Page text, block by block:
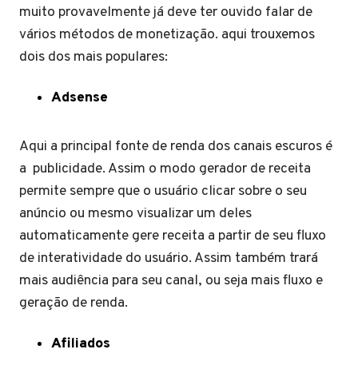
muito provavelmente já deve ter ouvido falar de
vários métodos de monetização. aqui trouxemos
dois dos mais populares:
Adsense
Aqui a principal fonte de renda dos canais escuros é
a publicidade. Assim o modo gerador de receita
permite sempre que o usuário clicar sobre o seu
anúncio ou mesmo visualizar um deles
automaticamente gere receita a partir de seu fluxo
de interatividade do usuário. Assim também trará
mais audiência para seu canal, ou seja mais fluxo e
geração de renda.
Afiliados